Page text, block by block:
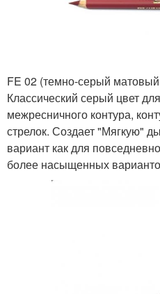
FE 02 (темно-серый
Классический серый цвет
межресничного контура,
стрелок. Создает "Мягкую"
вариант как для
более насыщенных